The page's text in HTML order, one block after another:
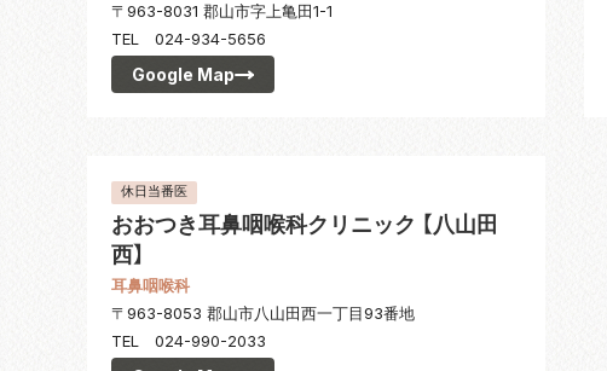
〒963-8031 郡山市字上亀田1-1
TEL 024-934-5656
Google Map
休日当番医
おおつき耳鼻咽喉科クリニック 【八山田
西】
耳鼻咽喉科
〒963-8053 郡山市八山田西一丁目93番地
TEL 024-990-2033